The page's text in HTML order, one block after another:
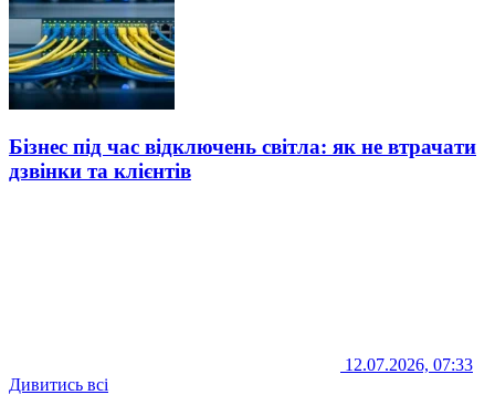
Бізнес під час відключень світла: як не втрачати
дзвінки та клієнтів
12.07.2026, 07:33
Дивитись всі